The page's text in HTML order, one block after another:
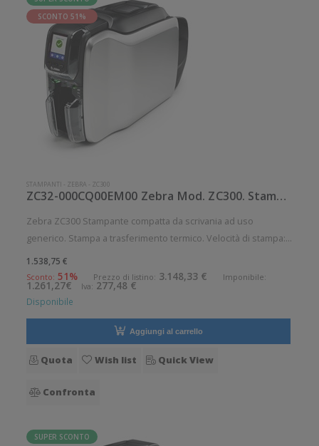
SCONTO 51%
STAMPANTI - ZEBRA - ZC300
ZC32-000CQ00EM00 Zebra Mod. ZC300. Stampante di card.
Zebra ZC300 Stampante compatta da scrivania ad uso
generico. Stampa a trasferimento termico. Velocità di stampa:
900 card/ora Risoluzione di stampa: 12 dot/mm Supporto di
stampa: Card Connettività: Ethernet 10/100, USB Tipo-B Di
serie: Display
1.538,75 €
Sconto: 51% Prezzo di listino: 3.148,33 € Imponibile:
1.261,27€ Iva: 277,48 €
Disponibile
Aggiungi al carrello
Quota Wish list Quick View
Confronta
SUPER SCONTO